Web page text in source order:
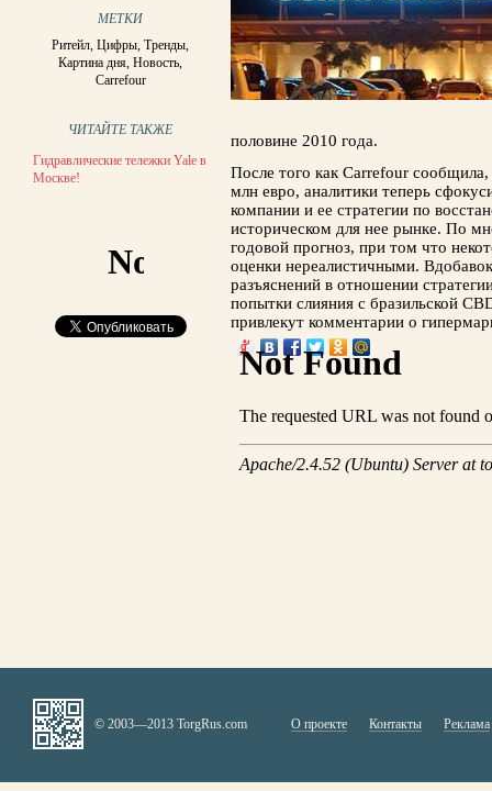
МЕТКИ
Ритейл,Цифры,Тренды,
Картина дня,Новость,
Carrefour
ЧИТАЙТЕ ТАКЖЕ
Гидравлические тележки Yale в
Москве!
половине 2010 года.
После того как Carrefour
млн евро, аналитики теперь
компании и ее стратегии по
историческом для нее рынке. По
годовой прогноз, при том что
оценки нереалистичными.
разъяснений в отношении
попытки слияния с бразильской
привлекут комментарии о
© 2003—2013 TorgRus.com О проекте Контакты Реклама